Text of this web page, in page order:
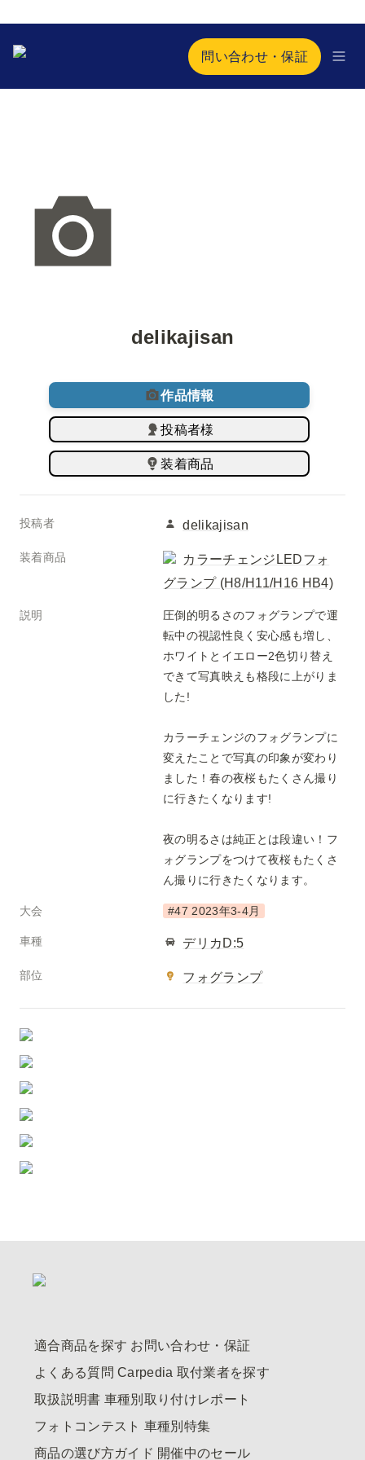
問い合わせ・保証
delikajisan
作品情報
投稿者様
装着商品
投稿者 delikajisan
装着商品
カラーチェンジLEDフォ
グランプ (H8/H11/H16 HB4)
説明
圧倒的明るさのフォグランプで運
転中の視認性良く安心感も増し、
ホワイトとイエロー2色切り替え
できて写真映えも格段に上がりま
した!
カラーチェンジのフォグランプに
変えたことで写真の印象が変わり
ました！春の夜桜もたくさん撮り
に行きたくなります!
夜の明るさは純正とは段違い！フ
ォグランプをつけて夜桜もたくさ
ん撮りに行きたくなります。
大会 #47 2023年3-4月
車種 デリカD:5
部位 フォグランプ
適合商品を探す お問い合わせ・保証
よくある質問 Carpedia 取付業者を探す
取扱説明書 車種別取り付けレポート
フォトコンテスト 車種別特集
商品の選び方ガイド 開催中のセール